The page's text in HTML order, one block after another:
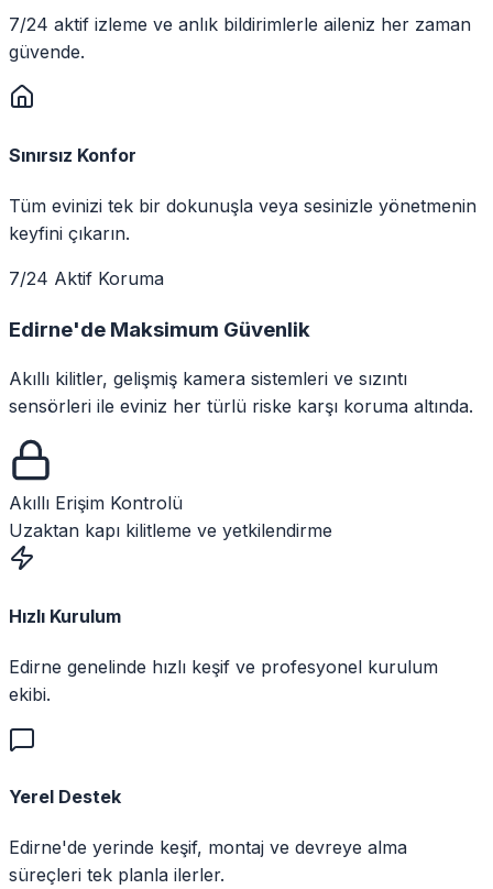
7/24 aktif izleme ve anlık bildirimlerle aileniz her zaman
güvende.
Sınırsız Konfor
Tüm evinizi tek bir dokunuşla veya sesinizle yönetmenin
keyfini çıkarın.
7/24 Aktif Koruma
Edirne'de Maksimum Güvenlik
Akıllı kilitler, gelişmiş kamera sistemleri ve sızıntı
sensörleri ile eviniz her türlü riske karşı koruma altında.
Akıllı Erişim Kontrolü
Uzaktan kapı kilitleme ve yetkilendirme
Hızlı Kurulum
Edirne genelinde hızlı keşif ve profesyonel kurulum
ekibi.
Yerel Destek
Edirne'de yerinde keşif, montaj ve devreye alma
süreçleri tek planla ilerler.